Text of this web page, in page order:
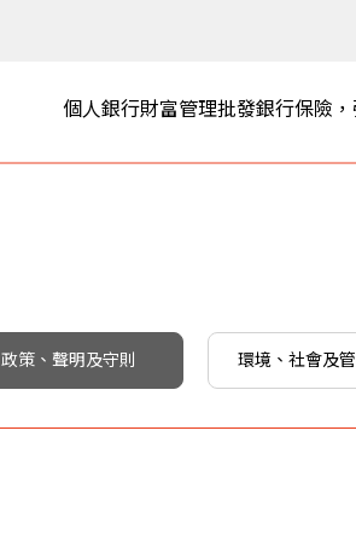
個人銀行財富管理批發銀行保險
政策、聲明及守則 環境、社會及